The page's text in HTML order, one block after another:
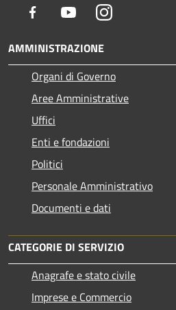
Facebook YoutubeInstagram
AMMINISTRAZIONE
Organi di Governo
Aree Amministrative
Uffici
Enti e fondazioni
Politici
Personale Amministrativo
Documenti e dati
CATEGORIE DI SERVIZIO
Anagrafe e stato civile
Imprese e Commercio